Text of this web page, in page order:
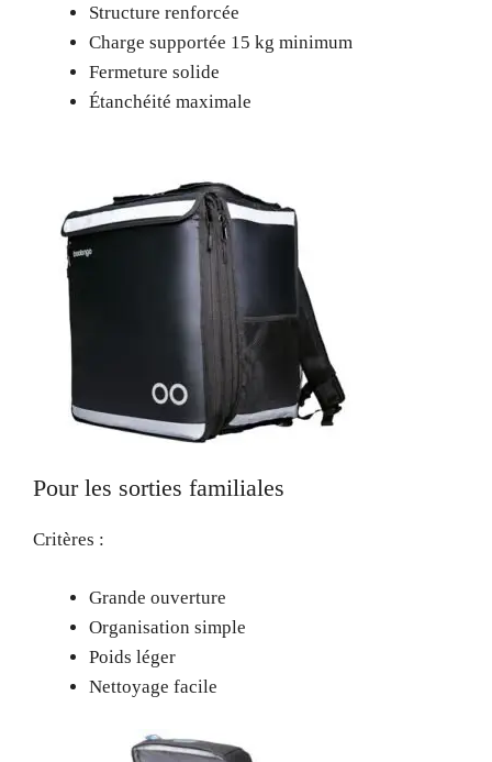
Structure renforcée
Charge supportée 15 kg minimum
Fermeture solide
Étanchéité maximale
Pour les sorties familiales
Critères :
Grande ouverture
Organisation simple
Poids léger
Nettoyage facile